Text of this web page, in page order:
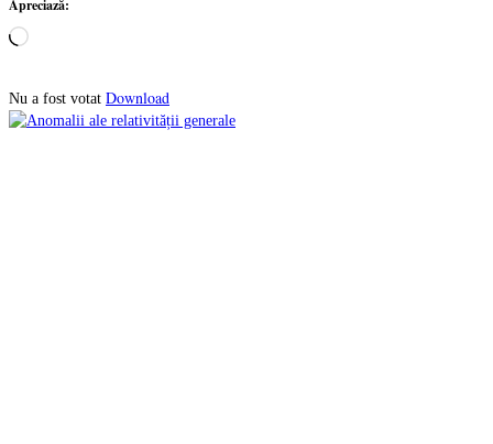
Apreciază:
Încarc...
Nu a fost votat Download